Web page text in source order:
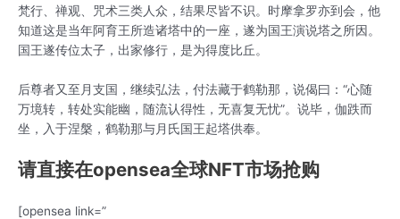
梵行、禅观、咒术三类人众，结果尽皆不识。时摩拿罗亦到会，他
知道这是当年阿育王所造诸塔中的一座，遂为国王演说塔之所因。
国王遂传位太子，出家修行，是为得度比丘。
后尊者又至月支国，继续弘法，付法藏于鹤勒那，说偈曰：“心随
万境转，转处实能幽，随流认得性，无喜复无忧”。说毕，伽跌而
坐，入于涅槃，鹤勒那与月氏国王起塔供奉。
请直接在opensea全球NFT市场抢购
[opensea link=”